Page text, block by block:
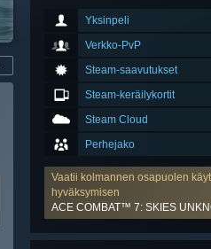
Yksinpeli
Verkko-PvP
Steam-saavutukset
Steam-keräilykortit
Steam Cloud
Perhejako
Vaatii kolmannen osapuolen
hyväksymisen
ACE COMBAT™ 7: SKIES